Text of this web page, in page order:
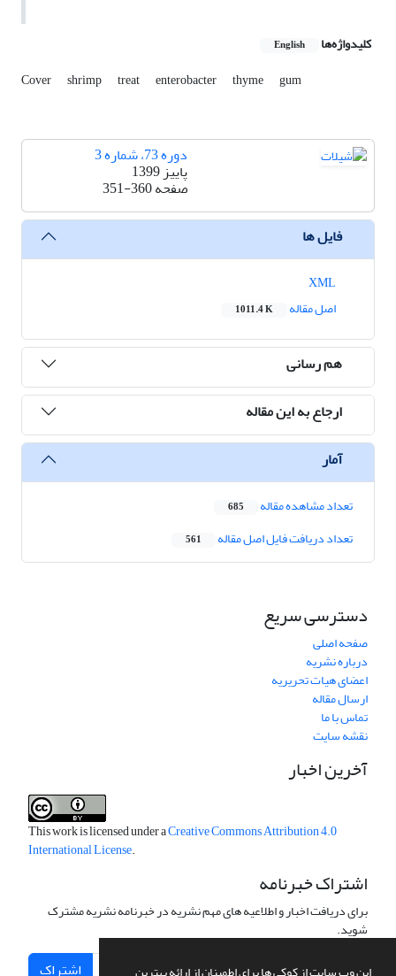
کلیدواژه‌ها English
Cover shrimp treat enterobacter thyme gum
دوره 73، شماره 3
پاییز 1399
صفحه351-360
فایل ها
اصل مقاله
1011.4 K
هم رسانی
ارجاع به این مقاله
آمار
تعداد مشاهده مقاله 685
تعداد دریافت فایل اصل مقاله 561
دسترسی سریع
صفحه اصلی
درباره نشریه
اعضای هیات تحریریه
ارسال مقاله
تماس با ما
نقشه سایت
آخرین اخبار
This work is licensed under aCreative Commons Attribution 4.0
International License.
اشتراک خبرنامه
برای دریافت اخبار و اطلاعیه های مهم نشریه در خبرنامه نشریه مشترک
شوید.
اشتراک